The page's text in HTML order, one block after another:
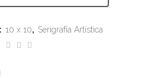
10 x 10, Serigrafía Artística